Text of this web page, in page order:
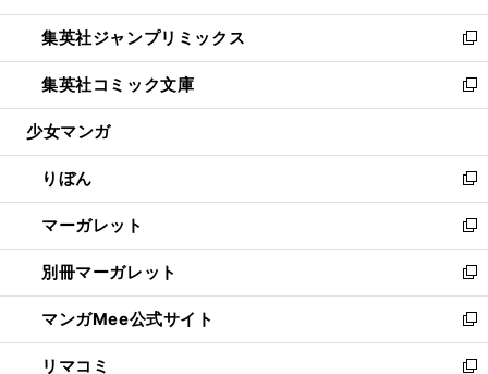
開
く
ウ
で
開
く
ン
ド
ウ
で
開
ウ
ィ
ン
ド
ウ
開
く
し
い
ウ
ィ
ン
ウ
で
開
く
集英社ジャンプリミックス
新
し
い
ウ
ン
ド
ウ
で
開
く
集英社コミック文庫
新
し
ウ
ィ
ン
ド
ウ
で
開
く
少女マンガ
りぼん
新
し
い
ウ
ィ
ン
ド
ウ
で
マーガレット
新
し
い
ウ
ィ
ン
ド
別冊マーガレット
新
し
い
ウ
ィ
マンガMee公式サイト
新
し
い
リマコミ